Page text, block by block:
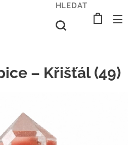
HLEDAT
– Křišťál (49)